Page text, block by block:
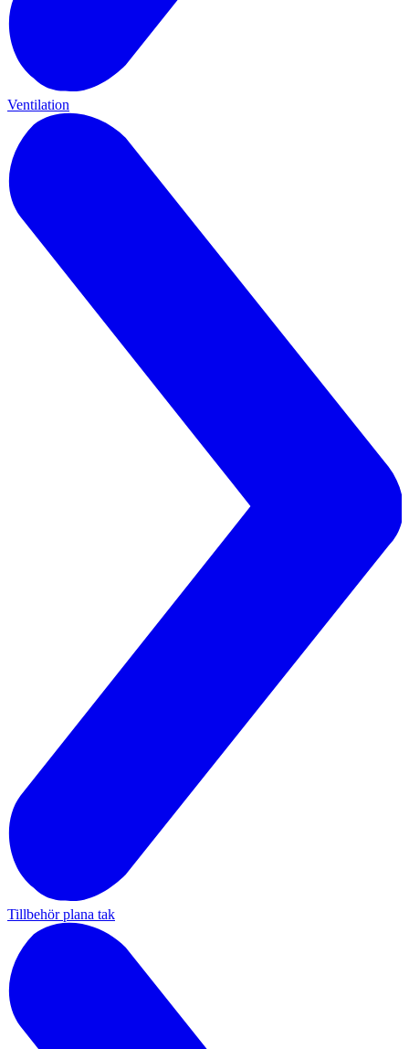
Ventilation
Tillbehör plana tak